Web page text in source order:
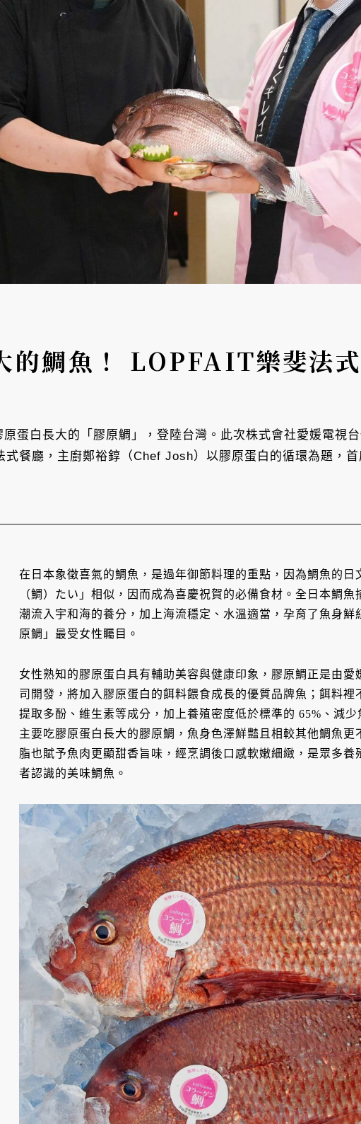
的鯛魚！ LOPFAIT樂斐法
蛋白長大的「膠原鯛」，登陸台灣。此次株式會社愛媛電視
餐廳，主廚鄭裕錞（Chef Josh）以膠原蛋白的循環為題，
在日本象徵喜氣的鯛魚，是過年御節料理的重點，因為鯛魚的日
（鯛）たい」相似，因而成為喜慶祝賀的必備食材。全日本鯛
潮流入宇和海的養分，加上海流穩定、水溫適當，孕育了魚身鮮
原鯛」最受女性矚目。
女性熟知的膠原蛋白具有輔助美容與健康印象，膠原鯛正是由
司開發，將加入膠原蛋白的餌料餵食成長的優質品牌魚；餌料
提取多酚、維生素等成分，加上養殖密度低於標準的 65%、減
主要吃膠原蛋白長大的膠原鯛，魚身色澤鮮豔且相較其他鯛魚更
脂也賦予魚肉更顯甜香旨味，經烹調後口感軟嫩細緻，是眾多養
者認識的美味鯛魚。